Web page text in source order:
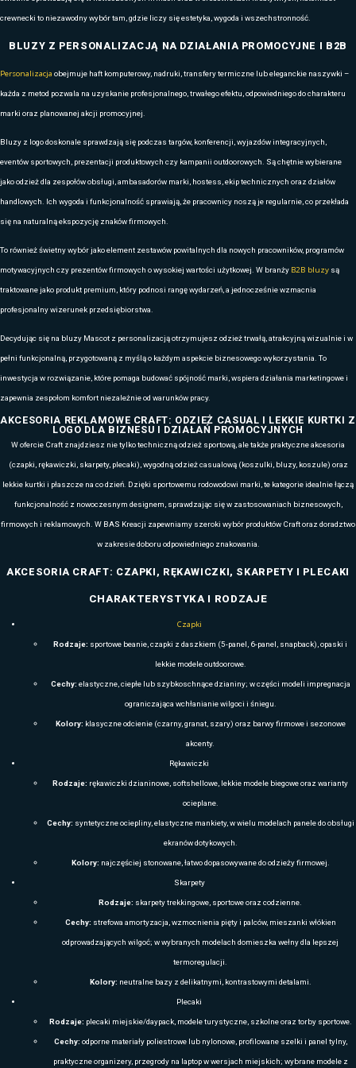
odprowadzanie wilgoci,Omni-Shade™zapewniająca ochronę przed
Omni-Freeze™ Zerooferująca efekt chłodzenia przy wysokich
koszulki świetnie sprawdzają się niezależnie od pogody i
W kolekcji Mascot znajdują się modele na każdą okazję — klasyczne
całoroczne wersje techniczne oraz warianty z długim rękawem.
ułatwia dopasowanie odzieży do identyfikacji wizualnej firmy oraz
rewelacyjnie nadają się
na precyzyjne i trwałe naniesienie logo lub hasła reklamowego.
eventy
konferencje,
a także do codziennego użytku w pracy. Koszulka z logo działa jak
widoczny, praktyczny i pozwalający budować rozpoznawalność marki
odzież wzmacnia poczucie zespołowości, a u klientów i partnerów
podejście firmy.
WBAS Kreacjizapewniamy dostęp do pełnej gamy koszulek
standardowych, jak i w pełni personalizowanych. Oferujemy duże
kolekcje oraz korzystne warunki współpracy dla firm. Gwarantujemy
która realnie wzmacnia wizerunek Twojej marki.
EVENTY, TARGI, KONFERENCJE I
to nowoczesna, komfortowa i wyjątkowo
z myślą o firmach, które chcą wyróżnić swój zespół i zadbać o
funkcjonalność, estetykę oraz jakość wykonania, dzięki czemu
dynamicznych, wymagających środowiskach biznesowych.
oraz stabilnością kolorów, co gwarantuje nienaganny wygląd nawet
czują się w nich komfortowo przez cały dzień – zarówno podczas
targowym, w trakcie konferencji i szkoleń, jak i w codziennych
serwisowych. To odzież, która została zaprojektowana tak, by